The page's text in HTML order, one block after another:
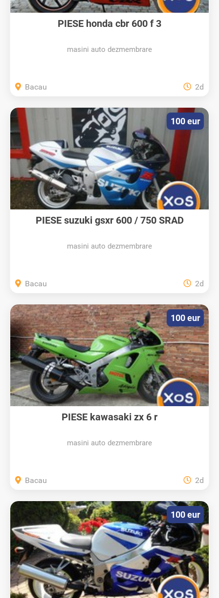
PIESE honda cbr 600 f 3
masini auto dezmembrare
Bacau 2d
PIESE suzuki gsxr 600 / 750 SRAD
masini auto dezmembrare
100 eur
Bacau 2d
PIESE kawasaki zx 6 r
masini auto dezmembrare
100 eur
Bacau 2d
100 eur